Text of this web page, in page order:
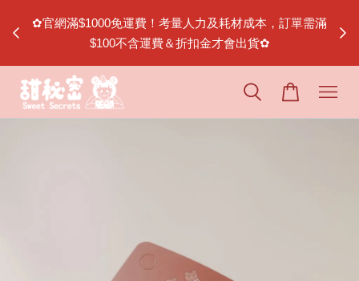
✿官網滿$1000免運費！考量人力及耗材成本，訂單需滿
$100不含運費＆折扣金才會出貨✿